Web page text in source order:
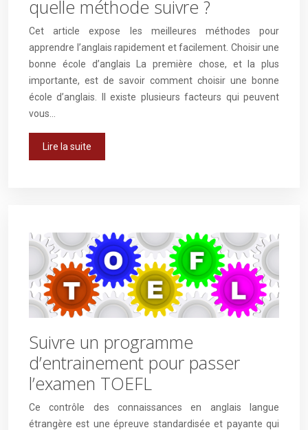
quelle méthode suivre ?
Cet article expose les meilleures méthodes pour
apprendre l’anglais rapidement et facilement. Choisir une
bonne école d’anglais La première chose, et la plus
importante, est de savoir comment choisir une bonne
école d’anglais. Il existe plusieurs facteurs qui peuvent
vous…
Lire la suite
Suivre un programme
d’entrainement pour passer
l’examen TOEFL
Ce contrôle des connaissances en anglais langue
étrangère est une épreuve standardisée et payante qui